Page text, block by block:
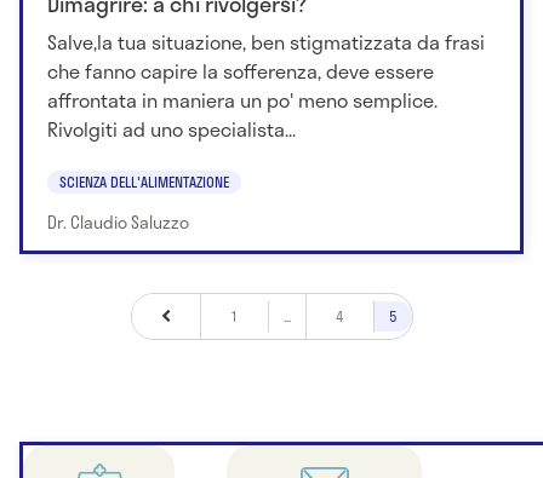
Salve,la tua situazione, ben stigmatizzata da frasi
che fanno capire la sofferenza, deve essere
affrontata in maniera un po' meno semplice.
Rivolgiti ad uno specialista...
SCIENZA DELL'ALIMENTAZIONE
Dr. Claudio Saluzzo
1 ... 4 5